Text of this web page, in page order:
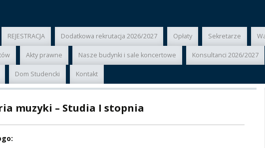
REJESTRACJA Dodatkowa rekrutacja 2026/2027 Opłaty Sekretarze
Akty prawne Nasze budynki i sale koncertowe Konsultanci 2026/2027
Dom Studencki Kontakt
muzyki – Studia I stopnia